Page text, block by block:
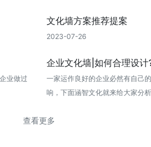
文化墙方案推荐提案
2023-07-26
业做过
企业文化墙|如何合理设计
一家运作良好的企业必然有自己
响，下面涵智文化就来给大家分
查看更多